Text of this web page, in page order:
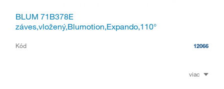
BLUM 71B378E
záves,vložený,Blumotion,Expando,110°
Kód 12066
viac